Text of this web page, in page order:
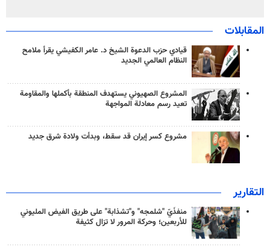
المقابلات
قيادي حزب الدعوة الشيخ د. عامر الكفيشي يقرأ ملامح
النظام العالمي الجديد
المشروع الصهيوني يستهدف المنطقة بأكملها والمقاومة
تعيد رسم معادلة المواجهة
مشروع كسر إيران قد سقط، وبدأت ولادة شرق جديد
التقارير
منفذَيّ "شلمجه" و"تشذابة" على طريق الفيض المليوني
للأربعين؛ وحركة المرور لا تزال كثيفة